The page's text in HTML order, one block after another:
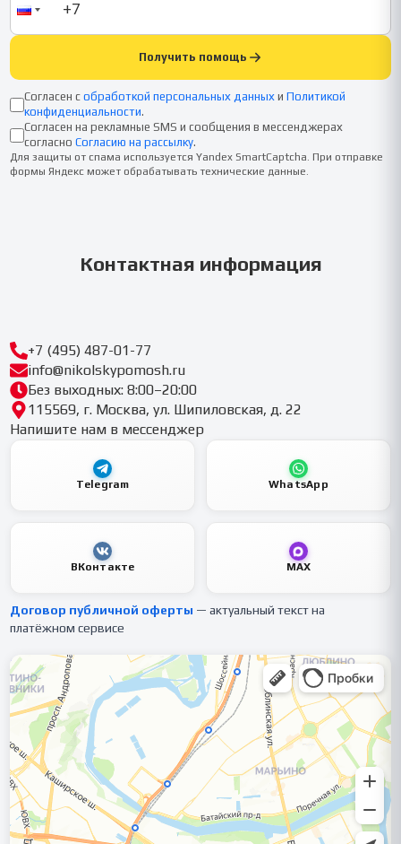
Получить помощь
Согласен с обработкой персональных данных и Политикой
конфиденциальности.
Согласен на рекламные SMS и сообщения в мессенджерах
согласно Согласию на рассылку.
Для защиты от спама используется Yandex SmartCaptcha. При отправке
формы Яндекс может обрабатывать технические данные.
Контактная информация
+7 (495) 487-01-77
info@nikolskypomosh.ru
Без выходных: 8:00–20:00
115569, г. Москва, ул. Шипиловская, д. 22
Напишите нам в мессенджер
Telegram WhatsApp
ВКонтакте MAX
Договор публичной оферты — актуальный текст на
платёжном сервисе